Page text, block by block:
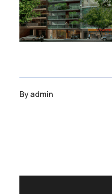
Byadmin